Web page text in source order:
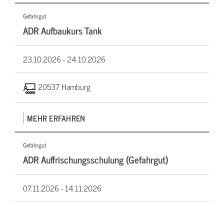
Gefahrgut
ADR Aufbaukurs Tank
23.10.2026 -24.10.2026
20537 Hamburg
MEHR ERFAHREN
Gefahrgut
ADR Auffrischungsschulung (Gefahrgut)
07.11.2026 -14.11.2026